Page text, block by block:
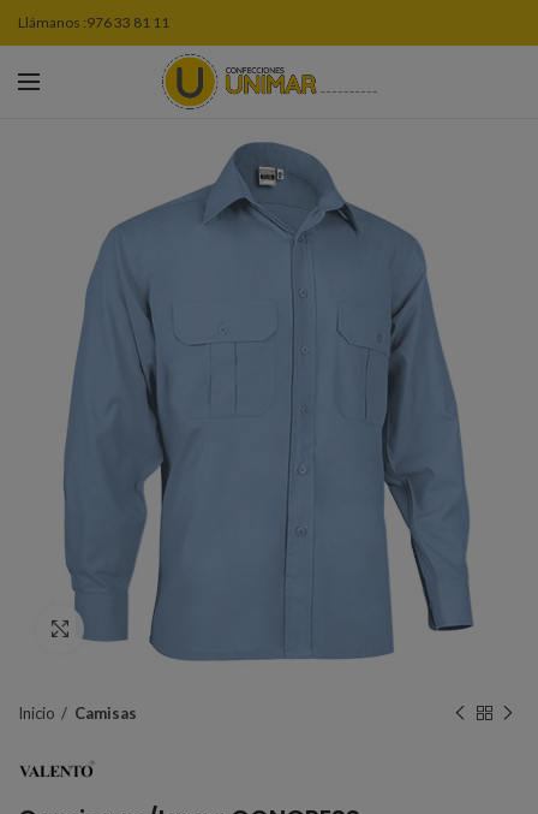
Llámanos :976 33 81 11
Click to enlarge
Inicio Camisas